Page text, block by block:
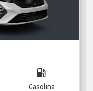
local_gas_station
Gasolina